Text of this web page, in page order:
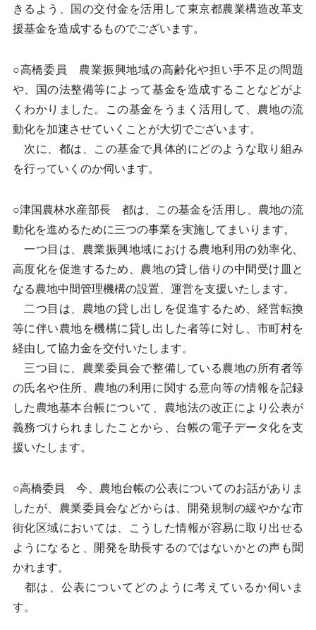
きるよう、国の交付金を活用して東京都農業構造改革支
援基金を造成するものでございます。
○高橋委員 農業振興地域の高齢化や担い手不足の問題
や、国の法整備等によって基金を造成することなどがよ
くわかりました。この基金をうまく活用して、農地の流
動化を加速させていくことが大切でございます。
次に、都は、この基金で具体的にどのような取り組み
を行っていくのか伺います。
○津国農林水産部長 都は、この基金を活用し、農地の流
動化を進めるために三つの事業を実施してまいります。
一つ目は、農業振興地域における農地利用の効率化、
高度化を促進するため、農地の貸し借りの中間受け皿と
なる農地中間管理機構の設置、運営を支援いたします。
二つ目は、農地の貸し出しを促進するため、経営転換
等に伴い農地を機構に貸し出した者等に対し、市町村を
経由して協力金を交付いたします。
三つ目に、農業委員会で整備している農地の所有者等
の氏名や住所、農地の利用に関する意向等の情報を記録
した農地基本台帳について、農地法の改正により公表が
義務づけられましたことから、台帳の電子データ化を支
援いたします。
○高橋委員 今、農地台帳の公表についてのお話がありま
したが、農業委員会などからは、開発規制の緩やかな市
街化区域においては、こうした情報が容易に取り出せる
ようになると、開発を助長するのではないかとの声も聞
かれます。
都は、公表についてどのように考えているか伺いま
す。